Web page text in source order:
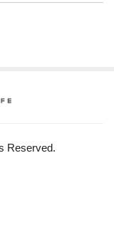
Reserved.